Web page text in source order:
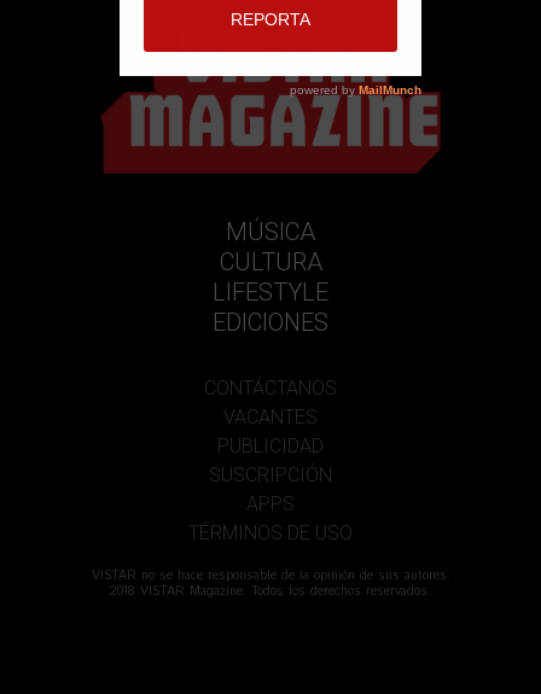
MÚSICA
CULTURA
LIFESTYLE
EDICIONES
CONTÁCTANOS
VACANTES
PUBLICIDAD
SUSCRIPCIÓN
APPS
TÉRMINOS DE USO
VISTAR no se hace responsable de la opinión de sus autores.
2018 VISTAR Magazine. Todos los derechos reservados.